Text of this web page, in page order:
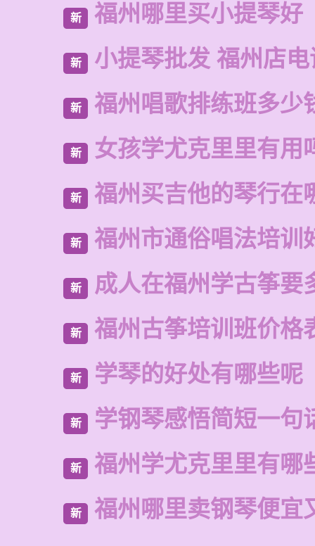
新 福州哪里买小提琴好
新 小提琴批发 福州店
新 福州唱歌排练班多少
新 女孩学尤克里里有用
新 福州买吉他的琴行在
新 福州市通俗唱法培训
新 成人在福州学古筝要
新 福州古筝培训班价格
新 学琴的好处有哪些呢
新 学钢琴感悟简短一句
新 福州学尤克里里有哪
新 福州哪里卖钢琴便宜